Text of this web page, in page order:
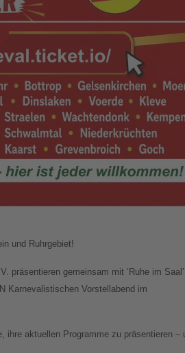
und Ruhrgebiet!
präsentieren gemeinsam mit ‘Ruhe im Saal’
Karnevalistischen Vorstellabend im
ihre aktuellen Programme zu präsentieren –